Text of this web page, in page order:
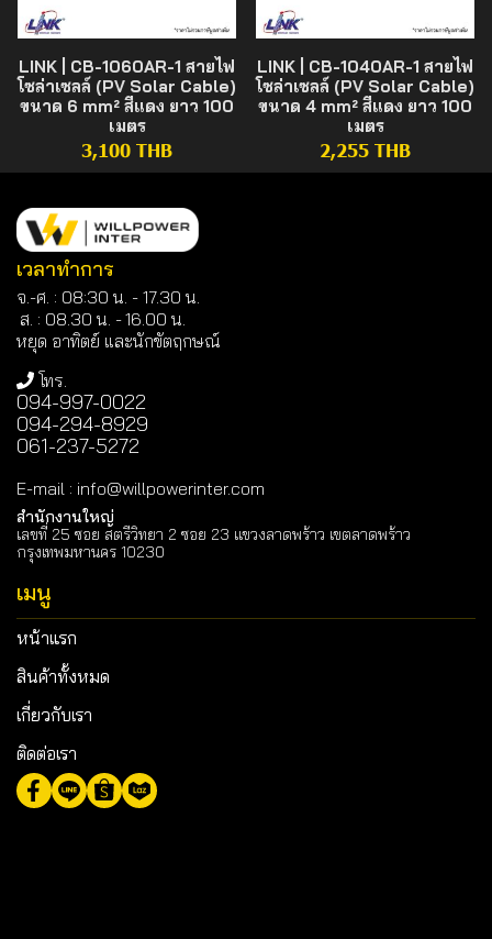
LINK | CB-1060AR-1 สายไฟ
โซล่าเซลล์ (PV Solar Cable)
ขนาด 6 mm² สีแดง ยาว 100
เมตร
3,100 THB
LINK | CB-1040AR-1 สายไฟ
โซล่าเซลล์ (PV Solar Cable)
ขนาด 4 mm² สีแดง ยาว 100
เมตร
2,255 THB
เวลาทำการ
จ.-ศ. : 08:30 น. - 17.30 น.
ส. : 08.30 น. -16.00 น.
หยุด อาทิตย์ และนักขัตฤกษณ์
โทร.
094-997-0022
094-294-8929
061-237-5272
E-mail : info@willpowerinter.com
สำนักงานใหญ่
เลขที่ 25 ซอย สตรีวิทยา 2 ซอย 23 แขวงลาดพร้าว เขตลาดพร้าว
กรุงเทพมหานคร 10230
เมนู
หน้าแรก
สินค้าทั้งหมด
เกี่ยวกับเรา
ติดต่อเรา